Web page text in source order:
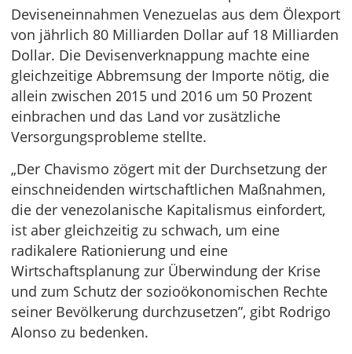
Deviseneinnahmen Venezuelas aus dem Ölexport
von jährlich 80 Milliarden Dollar auf 18 Milliarden
Dollar. Die Devisenverknappung machte eine
gleichzeitige Abbremsung der Importe nötig, die
allein zwischen 2015 und 2016 um 50 Prozent
einbrachen und das Land vor zusätzliche
Versorgungsprobleme stellte.
„Der Chavismo zögert mit der Durchsetzung der
einschneidenden wirtschaftlichen Maßnahmen,
die der venezolanische Kapitalismus einfordert,
ist aber gleichzeitig zu schwach, um eine
radikalere Rationierung und eine
Wirtschaftsplanung zur Überwindung der Krise
und zum Schutz der sozioökonomischen Rechte
seiner Bevölkerung durchzusetzen”, gibt Rodrigo
Alonso zu bedenken.